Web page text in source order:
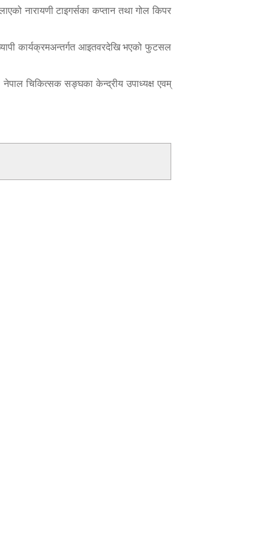
नारायणी टाइगर्सका कप्तान तथा गोल किपर
कार्यक्रमअन्तर्गत आइतवरदेखि भएको फुटसल
चिकित्सक सङ्घका केन्द्रीय उपाध्यक्ष एवम्